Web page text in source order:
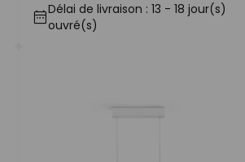
Délai de livraison : 13 - 18 jour(s)
ouvré(s)